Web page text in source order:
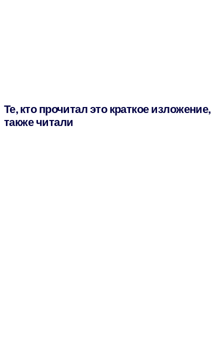
Те, кто прочитал это краткое изложение,
также читали